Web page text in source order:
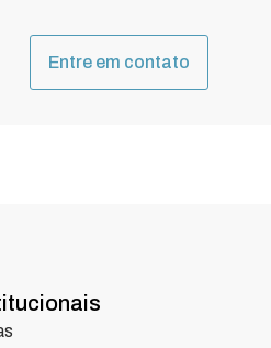
Entre em contato